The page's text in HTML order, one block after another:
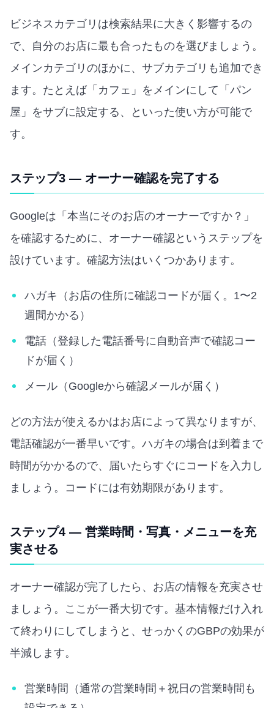
ビジネスカテゴリは検索結果に大きく影響するの
で、自分のお店に最も合ったものを選びましょう。
メインカテゴリのほかに、サブカテゴリも追加でき
ます。たとえば「カフェ」をメインにして「パン
屋」をサブに設定する、といった使い方が可能で
す。
ステップ3 — オーナー確認を完了する
Googleは「本当にそのお店のオーナーですか？」
を確認するために、オーナー確認というステップを
設けています。確認方法はいくつかあります。
ハガキ（お店の住所に確認コードが届く。1〜2
週間かかる）
電話（登録した電話番号に自動音声で確認コー
ドが届く）
メール（Googleから確認メールが届く）
どの方法が使えるかはお店によって異なりますが、
電話確認が一番早いです。ハガキの場合は到着まで
時間がかかるので、届いたらすぐにコードを入力し
ましょう。コードには有効期限があります。
ステップ4 — 営業時間・写真・メニューを充
実させる
オーナー確認が完了したら、お店の情報を充実させ
ましょう。ここが一番大切です。基本情報だけ入れ
て終わりにしてしまうと、せっかくのGBPの効果が
半減します。
営業時間（通常の営業時間＋祝日の営業時間も